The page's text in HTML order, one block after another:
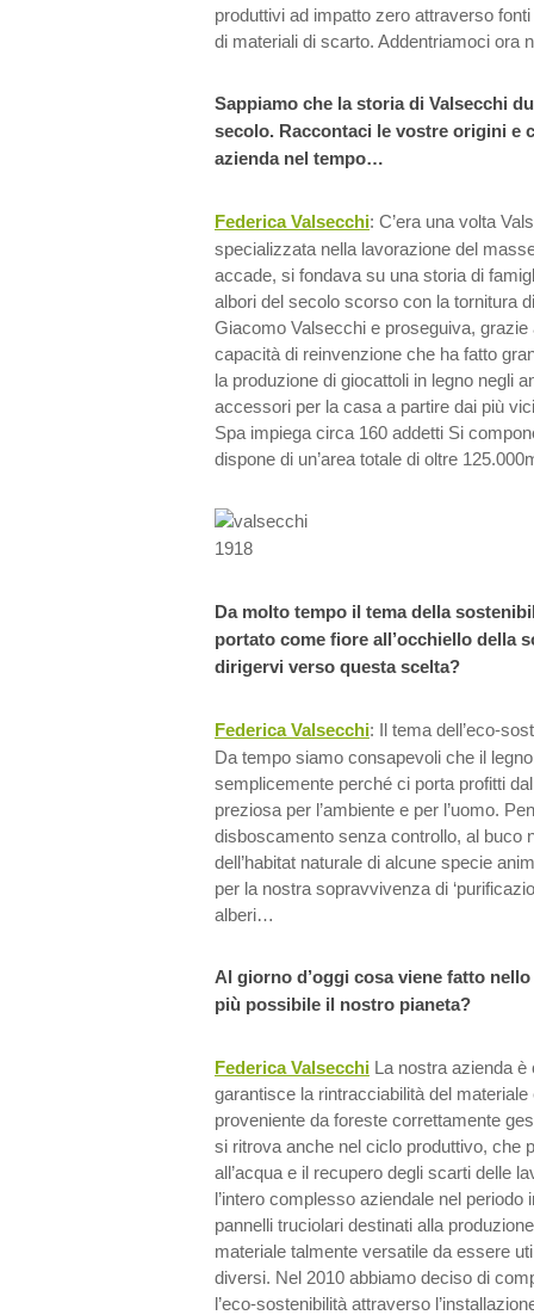
produttivi ad impatto zero attraverso
di materiali di scarto. Addentriamoci ora
Sappiamo che la storia di Valsecchi
secolo. Raccontaci le vostre origini e
azienda nel tempo…
Federica Valsecchi: C’era una volta
specializzata nella lavorazione del
accade, si fondava su una storia di
albori del secolo scorso con la tornitura
Giacomo Valsecchi e proseguiva, grazie
capacità di reinvenzione che ha fatto
la produzione di giocattoli in legno negli
accessori per la casa a partire dai più
Spa impiega circa 160 addetti Si
dispone di un’area totale di oltre
Da molto tempo il tema della
portato come fiore all’occhiello della
dirigervi verso questa scelta?
Federica Valsecchi: Il tema dell’eco-
Da tempo siamo consapevoli che il
semplicemente perché ci porta profitti
preziosa per l’ambiente e per l’uomo.
disboscamento senza controllo, al buco
dell’habitat naturale di alcune specie
per la nostra sopravvivenza di
alberi…
Al giorno d’oggi cosa viene fatto
più possibile il nostro pianeta?
Federica Valsecchi
La nostra azienda
garantisce la rintracciabilità del materiale
proveniente da foreste correttamente
si ritrova anche nel ciclo produttivo, che
all’acqua e il recupero degli scarti delle
l’intero complesso aziendale nel
pannelli truciolari destinati alla
materiale talmente versatile da essere
diversi. Nel 2010 abbiamo deciso di
l’eco-sostenibilità attraverso